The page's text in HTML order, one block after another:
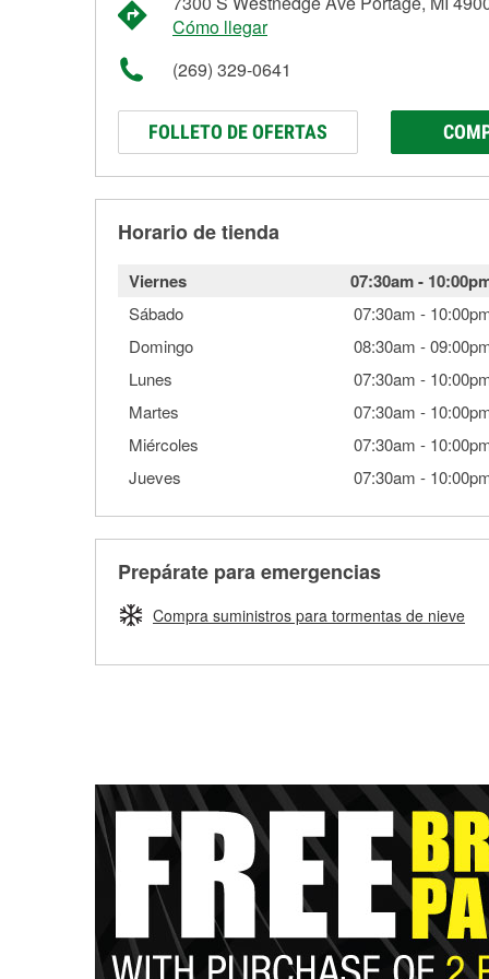
Cómo llegar
(269) 329-0641
FOLLETO DE OFERTAS
Horario de tienda
Viernes 07:30am-
Sábado 07:30am -
Domingo
08:30am -
Lunes
07:30am -
Martes
07:30am -
Miércoles
07:30am -
Jueves
07:30am -
Prepárate para emergencias
Compra suministros para tormentas de nieve